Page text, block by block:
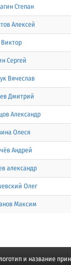
Степан
Алексей
Виктор
Сергей
Вячеслав
Дмитрий
Александр
Олеся
Андрей
александр
Олег
Максим
и название